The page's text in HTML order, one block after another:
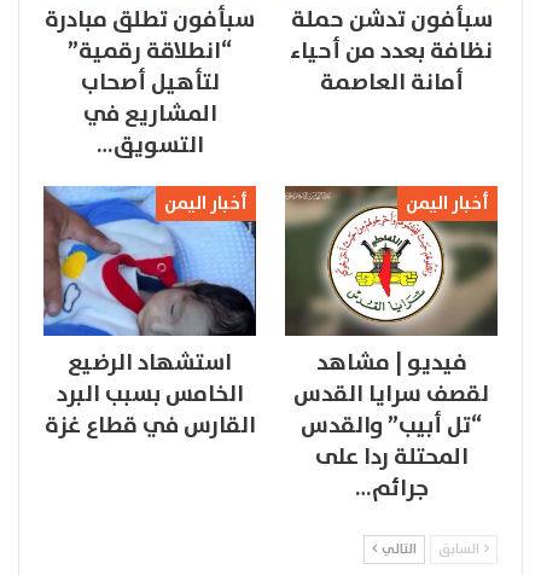
سبأفون تدشن حملة
نظافة بعدد من أحياء
أمانة العاصمة
سبأفون تطلق مبادرة
“انطلاقة رقمية”
لتأهيل أصحاب
المشاريع في
التسويق…
أخبار اليمن
فيديو | مشاهد
لقصف سرايا القدس
“تل أبيب” والقدس
المحتلة ردا على
جرائم…
أخبار اليمن
استشهاد الرضيع
الخامس بسبب البرد
القارس في قطاع غزة
السابق التالي